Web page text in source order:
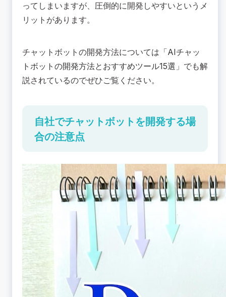
ってしまいますが、圧倒的に開発しやすいというメ
リットがあります。
チャットボットの開発方法については「AIチャッ
トボットの開発方法とおすすめツール15選 」でも解
説されているのでぜひご覧ください。
自社でチャットボットを開発する場
合の注意点